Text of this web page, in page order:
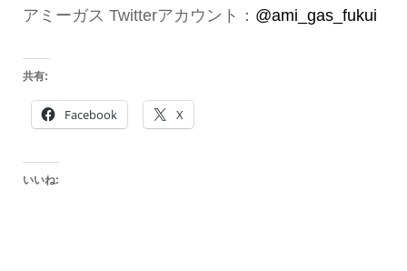
アミーガス Twitterアカウント： @ami_gas_fukui
共有:
Facebook X
いいね: